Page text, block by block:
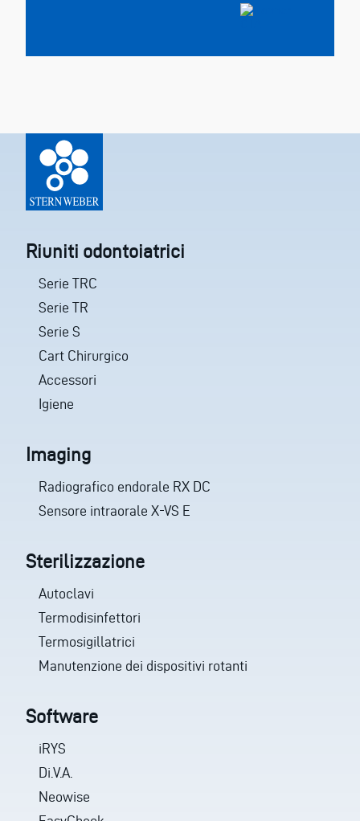
Riuniti odontoiatrici
Serie TRC
Serie TR
Serie S
Cart Chirurgico
Accessori
Igiene
Imaging
Radiografico endorale RX DC
Sensore intraorale X-VS E
Sterilizzazione
Autoclavi
Termodisinfettori
Termosigillatrici
Manutenzione dei dispositivi rotanti
Software
iRYS
Di.V.A.
Neowise